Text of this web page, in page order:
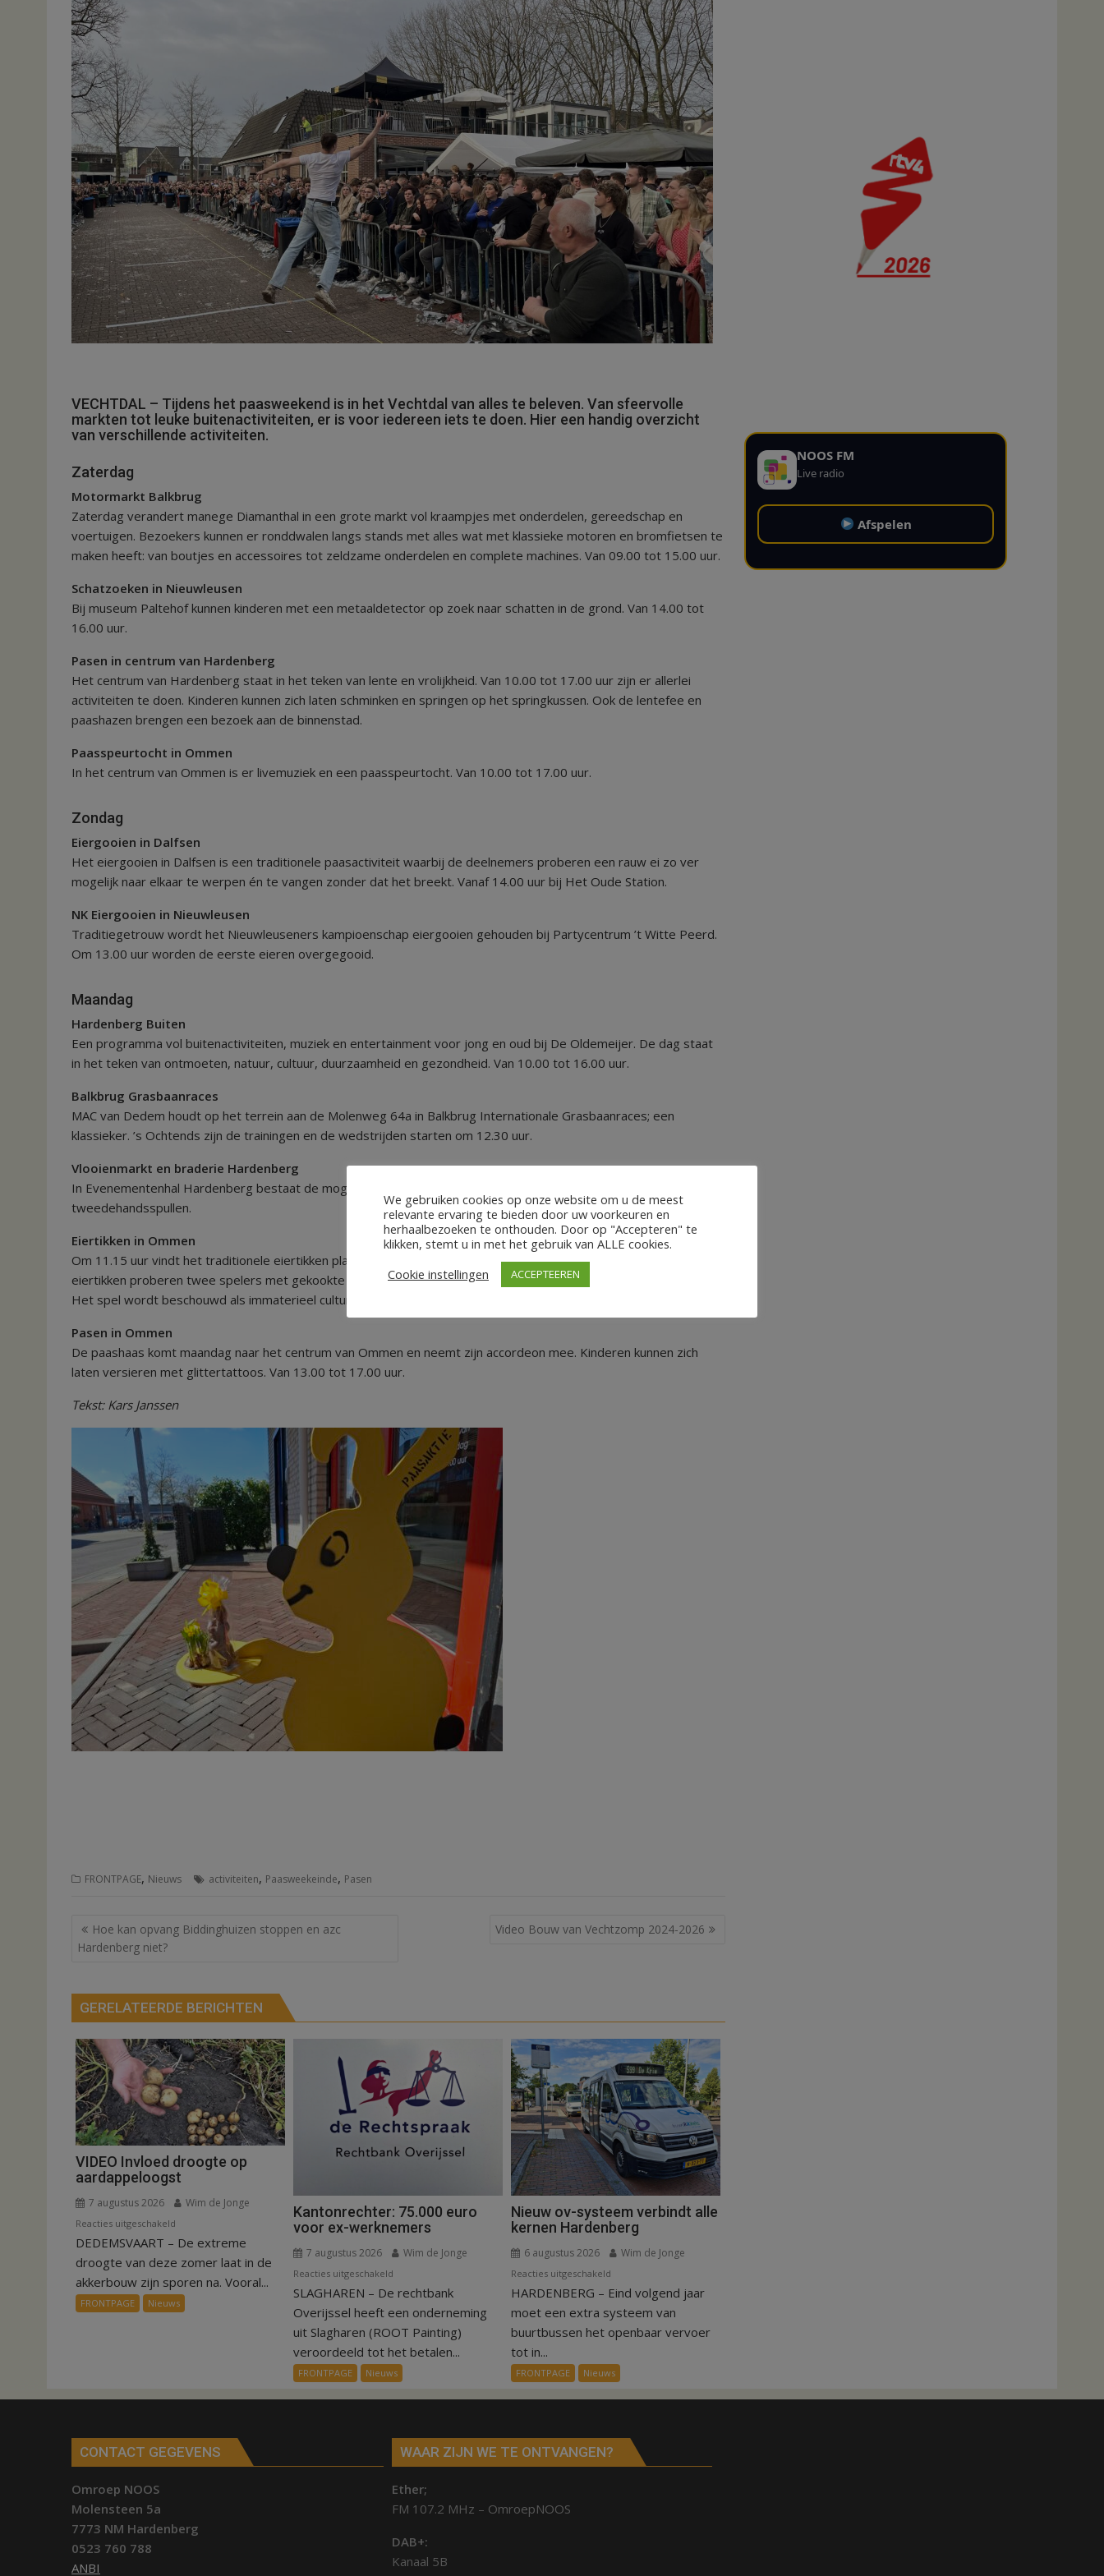
VECHTDAL – Tijdens het paasweekend is in het Vechtdal van alles te beleven. Van sfeervolle
markten tot leuke buitenactiviteiten, er is voor iedereen iets te doen. Hier een handig overzicht
van verschillende activiteiten.
Zaterdag
Motormarkt Balkbrug
Zaterdag verandert manege Diamanthal in een grote markt vol kraampjes met onderdelen, gereedschap en
voertuigen. Bezoekers kunnen er ronddwalen langs stands met alles wat met klassieke motoren en bromfietsen te
maken heeft: van boutjes en accessoires tot zeldzame onderdelen en complete machines. Van 09.00 tot 15.00 uur.
Schatzoeken in Nieuwleusen
Bij museum Paltehof kunnen kinderen met een metaaldetector op zoek naar schatten in de grond. Van 14.00 tot
16.00 uur.
Pasen in centrum van Hardenberg
Het centrum van Hardenberg staat in het teken van lente en vrolijkheid. Van 10.00 tot 17.00 uur zijn er allerlei
activiteiten te doen. Kinderen kunnen zich laten schminken en springen op het springkussen. Ook de lentefee en
paashazen brengen een bezoek aan de binnenstad.
Paasspeurtocht in Ommen
In het centrum van Ommen is er livemuziek en een paasspeurtocht. Van 10.00 tot 17.00 uur.
Zondag
Eiergooien in Dalfsen
Het eiergooien in Dalfsen is een traditionele paasactiviteit waarbij de deelnemers proberen een rauw ei zo ver
mogelijk naar elkaar te werpen én te vangen zonder dat het breekt. Vanaf 14.00 uur bij Het Oude Station.
NK Eiergooien in Nieuwleusen
Traditiegetrouw wordt het Nieuwleuseners kampioenschap eiergooien gehouden bij Partycentrum ’t Witte Peerd.
Om 13.00 uur worden de eerste eieren overgegooid.
Maandag
Hardenberg Buiten
Een programma vol buitenactiviteiten, muziek en entertainment voor jong en oud bij De Oldemeijer. De dag staat
in het teken van ontmoeten, natuur, cultuur, duurzaamheid en gezondheid. Van 10.00 tot 16.00 uur.
Balkbrug Grasbaanraces
MAC van Dedem houdt op het terrein aan de Molenweg 64a in Balkbrug Internationale Grasbaanraces; een
klassieker. ’s Ochtends zijn de trainingen en de wedstrijden starten om 12.30 uur.
Vlooienmarkt en braderie Hardenberg
In Evenementenhal Hardenberg bestaat de mogelijkheid om van 10.00 tot 16.30 uur rond te snuffelen naar
tweedehandsspullen.
Eiertikken in Ommen
Om 11.15 uur vindt het traditionele eiertikken plaats. In het centrum van Ommen, bij de muziektent op de markt. Bij
eiertikken proberen twee spelers met gekookte eieren elkaars ei te breken, terwijl ze hun eigen ei heel houden.
Het spel wordt beschouwd als immaterieel cultureel erfgoed.
Pasen in Ommen
De paashaas komt maandag naar het centrum van Ommen en neemt zijn accordeon mee. Kinderen kunnen zich
laten versieren met glittertattoos. Van 13.00 tot 17.00 uur.
Tekst: Kars Janssen
FRONTPAGE, Nieuws activiteiten, Paasweekeinde, Pasen
Bericht
navigatie
Hoe kan opvang Biddinghuizen stoppen en azc
Hardenberg niet?
Video Bouw van Vechtzomp 2024-2026
GERELATEERDE BERICHTEN
VIDEO Invloed droogte op
aardappeloogst
7 augustus 2026 Wim de Jonge
Reacties uitgeschakeld
VIDEO
Invloed
op
aardappeloogst
DEDEMSVAART – De extreme
droogte van deze zomer laat in de
akkerbouw zijn sporen na. Vooral...
FRONTPAGE Nieuws
Kantonrechter: 75.000 euro
voor ex-werknemers
7 augustus 2026 Wim de Jonge
Reacties uitgeschakeld
Kantonrechter:
75.000
euro
ex-
werknemers
SLAGHAREN – De rechtbank
Overijssel heeft een onderneming
uit Slagharen (ROOT Painting)
veroordeeld tot het betalen...
FRONTPAGE Nieuws
Nieuw ov-systeem verbindt alle
kernen Hardenberg
6 augustus 2026 Wim de Jonge
Reacties uitgeschakeld
Nieuw
ov-
systeem
alle
kernen
Hardenberg
HARDENBERG – Eind volgend jaar
moet een extra systeem van
buurtbussen het openbaar vervoer
tot in...
FRONTPAGE Nieuws
NOOS FM
Live radio
Afspelen
CONTACT GEGEVENS
Omroep NOOS
Molensteen 5a
7773 NM Hardenberg
0523 760 788
ANBI
WAAR ZIJN WE TE ONTVANGEN?
Ether;
FM 107.2 MHz – OmroepNOOS
DAB+:
Kanaal 5B
We gebruiken cookies op onze website om u de meest
relevante ervaring te bieden door uw voorkeuren en
herhaalbezoeken te onthouden. Door op "Accepteren" te
klikken, stemt u in met het gebruik van ALLE cookies.
Cookie instellingen
ACCEPTEEREN